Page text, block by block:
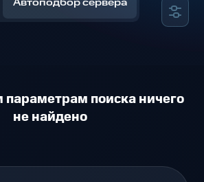
Автоподбор сервера
поиска ничего
не найдено